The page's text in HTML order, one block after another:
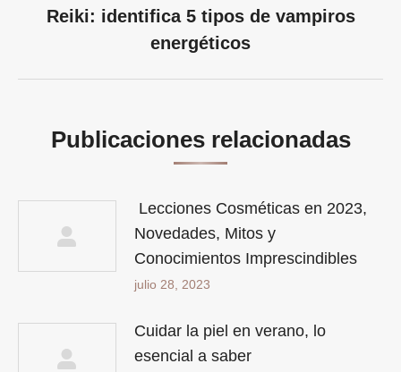
Publicación
siguiente:
Reiki: identifica 5 tipos de vampiros
energéticos
Publicaciones relacionadas
Lecciones Cosméticas en 2023,
Novedades, Mitos y
Conocimientos Imprescindibles
julio 28, 2023
Cuidar la piel en verano, lo
esencial a saber